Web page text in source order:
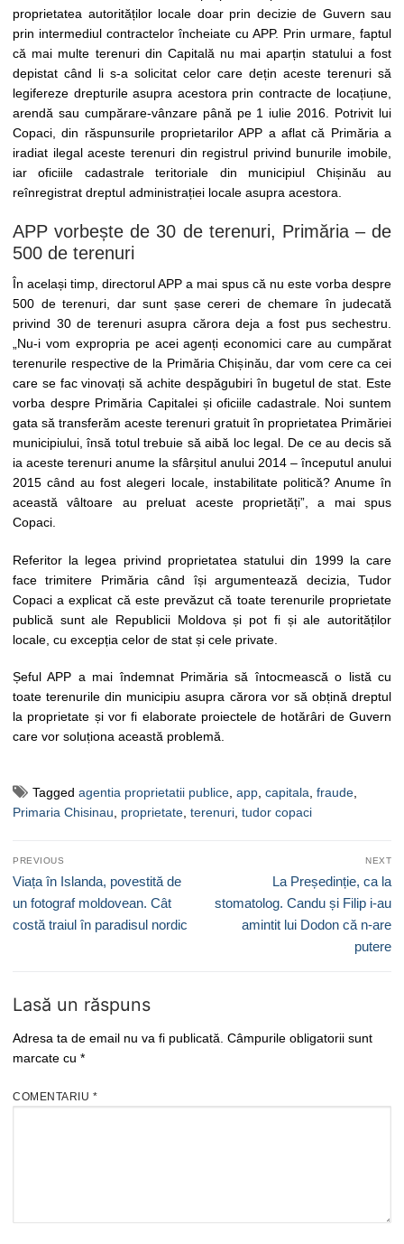
proprietatea autorităților locale doar prin decizie de Guvern sau
prin intermediul contractelor încheiate cu APP. Prin urmare, faptul
că mai multe terenuri din Capitală nu mai aparțin statului a fost
depistat când li s-a solicitat celor care dețin aceste terenuri să
legifereze drepturile asupra acestora prin contracte de locațiune,
arendă sau cumpărare-vânzare până pe 1 iulie 2016. Potrivit lui
Copaci, din răspunsurile proprietarilor APP a aflat că Primăria a
iradiat ilegal aceste terenuri din registrul privind bunurile imobile,
iar oficiile cadastrale teritoriale din municipiul Chișinău au
reînregistrat dreptul administrației locale asupra acestora.
APP vorbește de 30 de terenuri, Primăria – de
500 de terenuri
În același timp, directorul APP a mai spus că nu este vorba despre
500 de terenuri, dar sunt șase cereri de chemare în judecată
privind 30 de terenuri asupra cărora deja a fost pus sechestru.
„Nu-i vom expropria pe acei agenți economici care au cumpărat
terenurile respective de la Primăria Chișinău, dar vom cere ca cei
care se fac vinovați să achite despăgubiri în bugetul de stat. Este
vorba despre Primăria Capitalei și oficiile cadastrale. Noi suntem
gata să transferăm aceste terenuri gratuit în proprietatea Primăriei
municipiului, însă totul trebuie să aibă loc legal. De ce au decis să
ia aceste terenuri anume la sfârșitul anului 2014 – începutul anului
2015 când au fost alegeri locale, instabilitate politică? Anume în
această vâltoare au preluat aceste proprietăți”, a mai spus
Copaci.
Referitor la legea privind proprietatea statului din 1999 la care
face trimitere Primăria când își argumentează decizia, Tudor
Copaci a explicat că este prevăzut că toate terenurile proprietate
publică sunt ale Republicii Moldova și pot fi și ale autorităților
locale, cu excepția celor de stat și cele private.
Șeful APP a mai îndemnat Primăria să întocmească o listă cu
toate terenurile din municipiu asupra cărora vor să obțină dreptul
la proprietate și vor fi elaborate proiectele de hotărâri de Guvern
care vor soluționa această problemă.
Tagged agentia proprietatii publice app capitala fraude
Primaria Chisinau
proprietate terenuri tudor copaci
Navigare
în
articole
PREVIOUS
Previous
post:
Viața în Islanda, povestită de
un fotograf moldovean. Cât
costă traiul în paradisul nordic
NEXT
Next
post:
La Președinție, ca la
stomatolog. Candu și Filip i-au
amintit lui Dodon că n-are
putere
Lasă un răspuns
Adresa ta de email nu va fi publicată. Câmpurile obligatorii sunt
marcate cu *
COMENTARIU *